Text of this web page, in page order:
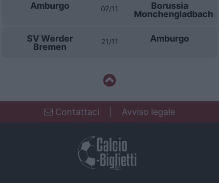
Amburgo 07/11
Borussia
Monchengladbach
SV Werder
Bremen
21/11 Amburgo
Contattaci Avviso legale